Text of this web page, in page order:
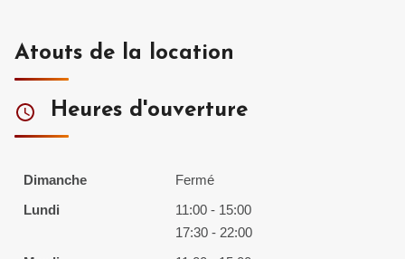
Atouts de la location
Heures d'ouverture
Dimanche
Fermé
Lundi
11:00 - 15:00
17:30 - 22:00